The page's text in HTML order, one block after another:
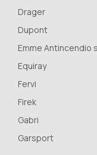
Drager
Dupont
Emme Antincendio
Equiray
Fervi
Firek
Gabri
Garsport